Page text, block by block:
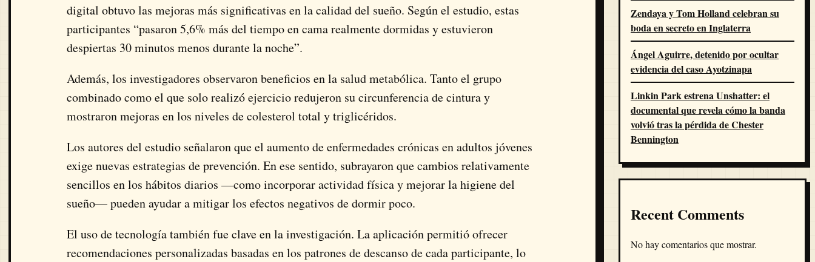
digital obtuvo las mejoras más significativas en la calidad del sueño. Según el estudio, estas
participantes “pasaron 5,6% más del tiempo en cama realmente dormidas y estuvieron
despiertas 30 minutos menos durante la noche”.
Además, los investigadores observaron beneficios en la salud metabólica. Tanto el grupo
combinado como el que solo realizó ejercicio redujeron su circunferencia de cintura y
mostraron mejoras en los niveles de colesterol total y triglicéridos.
Los autores del estudio señalaron que el aumento de enfermedades crónicas en adultos jóvenes
exige nuevas estrategias de prevención. En ese sentido, subrayaron que cambios relativamente
sencillos en los hábitos diarios —como incorporar actividad física y mejorar la higiene del
sueño— pueden ayudar a mitigar los efectos negativos de dormir poco.
El uso de tecnología también fue clave en la investigación. La aplicación permitió ofrecer
recomendaciones personalizadas basadas en los patrones de descanso de cada participante, lo
Zendaya y Tom Holland celebran su
boda en secreto en Inglaterra
Ángel Aguirre, detenido por ocultar
evidencia del caso Ayotzinapa
Linkin Park estrena Unshatter: el
documental que revela cómo la banda
volvió tras la pérdida de Chester
Bennington
Recent Comments
No hay comentarios que mostrar.